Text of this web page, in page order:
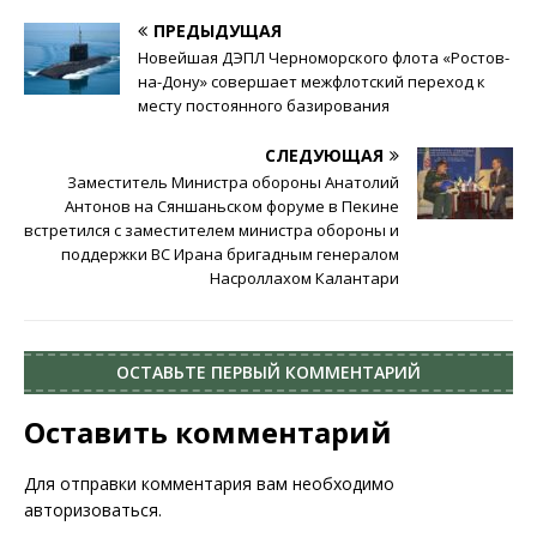
ПРЕДЫДУЩАЯ
Новейшая ДЭПЛ Черноморского флота «Ростов-
на-Дону» совершает межфлотский переход к
месту постоянного базирования
СЛЕДУЮЩАЯ
Заместитель Министра обороны Анатолий
Антонов на Сяншаньском форуме в Пекине
встретился с заместителем министра обороны и
поддержки ВС Ирана бригадным генералом
Насроллахом Калантари
ОСТАВЬТЕ ПЕРВЫЙ КОММЕНТАРИЙ
Оставить комментарий
Для отправки комментария вам необходимо
авторизоваться.